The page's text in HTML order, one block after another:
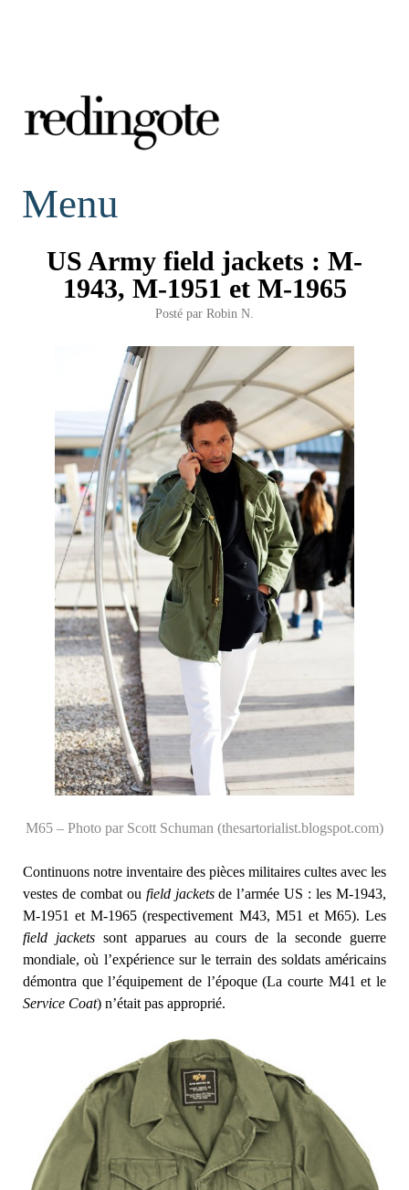
redingote.
Menu
US Army field jackets : M-
1943, M-1951 et M-1965
Posté par Robin N.
M65 – Photo par Scott Schuman (thesartorialist.blogspot.com)
Continuons notre inventaire des pièces militaires cultes avec les
vestes de combat ou field jacketsde l’armée US : les M-1943,
M-1951 et M-1965 (respectivement M43, M51 et M65). Les
field jacketssont apparues au cours de la seconde guerre
mondiale, où l’expérience sur le terrain des soldats américains
démontra que l’équipement de l’époque (La courte M41 et le
Service Coat) n’était pas approprié.